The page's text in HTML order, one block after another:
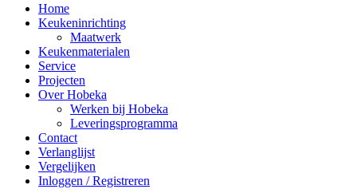
Home
Keukeninrichting
Maatwerk
Keukenmaterialen
Service
Projecten
Over Hobeka
Werken bij Hobeka
Leveringsprogramma
Contact
Verlanglijst
Vergelijken
Inloggen / Registreren